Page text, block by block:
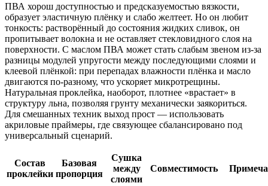
ПВА хорош доступностью и предсказуемостью вязкости,
образует эластичную плёнку и слабо желтеет. Но он любит
тонкость: растворённый до состояния жидких сливок, он
пропитывает волокна и не оставляет стекловидного слоя на
поверхности. С маслом ПВА может стать слабым звеном из‑за
разницы модулей упругости между последующими слоями и
клеевой плёнкой: при перепадах влажности плёнка и масло
двигаются по‑разному, что ускоряет микротрещины.
Натуральная проклейка, наоборот, плотнее «врастает» в
структуру льна, позволяя грунту механически заякориться.
Для смешанных техник выход прост — использовать
акриловые праймеры, где связующее сбалансировано под
универсальный сценарий.
Состав
проклейки
Базовая
пропорция
Сушка
между
слоями
Совместимость